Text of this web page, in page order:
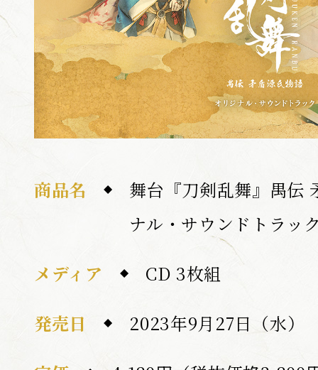
商品名
舞台『刀剣乱舞』禺
ナル・サウンドトラッ
メディア
CD 3枚組
発売日
2023年9月27日（水）